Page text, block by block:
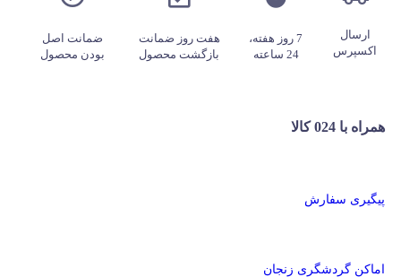
ارسال
اکسپرس
7 روز هفته،
24 ساعته
هفت روز ضمانت
بازگشت محصول
ضمانت اصل
بودن محصول
همراه با 024 کالا
پیگیری سفارش
اماکن گردشگری زنجان